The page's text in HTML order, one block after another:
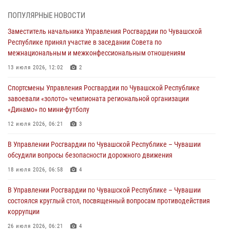
мировой войне 1914-1918 годов
01 августа 2026, 07:19
В Ядрине сотрудники Росгвардии задержали подозреваемого в
01 августа 2026, 06:12
1 августа – День дежурной службы войск национальной гвардии
Российской Федерации
Директор Росгвардии Герой России генерал армии Виктор Золотов
поздравил специалистов подразделений тыла с профессиональным
01 августа 2026, 00:01
ПОПУЛЯРНЫЕ НОВОСТИ
Заместитель начальника Управления Росгвардии по Чувашской
Республике принял участие в заседании Совета по
межнациональным и межконфессиональным отношениям
13 июля 2026, 12:02 2
Спортсмены Управления Росгвардии по Чувашской Республике
завоевали «золото» чемпионата региональной организации
«Динамо» по мини-футболу
12 июля 2026, 06:21 3
В Управлении Росгвардии по Чувашской Республике – Чувашии
обсудили вопросы безопасности дорожного движения
18 июля 2026, 06:58 4
В Управлении Росгвардии по Чувашской Республике – Чувашии
состоялся круглый стол, посвященный вопросам противодействия
коррупции
26 июля 2026, 06:21 4